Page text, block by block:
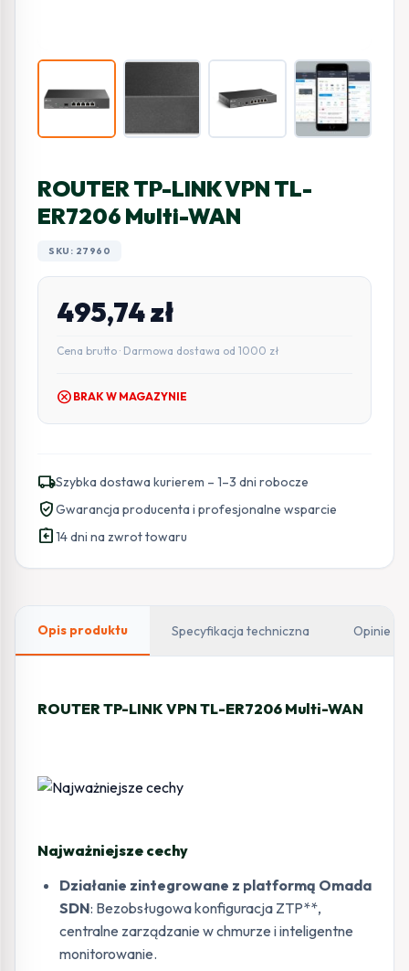
ROUTER TP-LINK VPN TL-
ER7206 Multi-WAN
SKU: 27960
495,74zł
Cena brutto · Darmowa dostawa od 1000 zł
cancel BRAK W MAGAZYNIE
local_shippingSzybka dostawa kurierem – 1–3 dni robocze
verified_userGwarancja producenta i profesjonalne wsparcie
assignment_return14 dni na zwrot towaru
Opis produktu Specyfikacja techniczna Opinie
ROUTER TP-LINK VPN TL-ER7206 Multi-WAN
Najważniejsze cechy
Działanie zintegrowane z platformą Omada
SDN: Bezobsługowa konfiguracja ZTP**,
centralne zarządzanie w chmurze i inteligentne
monitorowanie.